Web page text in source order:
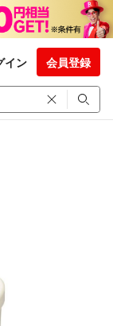
イン 会員登録